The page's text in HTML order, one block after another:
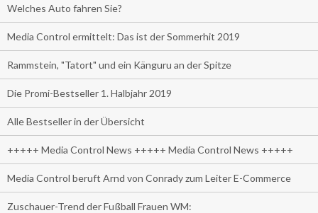
Welches Auto fahren Sie?
Media Control ermittelt: Das ist der Sommerhit 2019
Rammstein, "Tatort" und ein Känguru an der Spitze
Die Promi-Bestseller 1. Halbjahr 2019
Alle Bestseller in der Übersicht
+++++ Media Control News +++++ Media Control News +++++
Media Control beruft Arnd von Conrady zum Leiter E-Commerce
Zuschauer-Trend der Fußball Frauen WM: